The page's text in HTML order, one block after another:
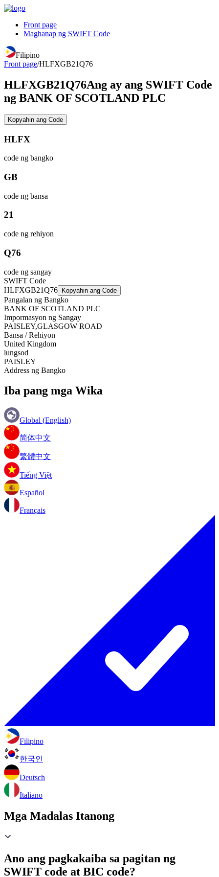
Front page
Maghanap ng SWIFT Code
Filipino
Front page/HLFXGB21Q76
HLFXGB21Q76Ang ay ang SWIFT Code
ng BANK OF SCOTLAND PLC
Kopyahin ang Code
HLFX
code ng bangko
GB
code ng bansa
21
code ng rehiyon
Q76
code ng sangay
SWIFT Code
HLFXGB21Q76 Kopyahin ang Code
Pangalan ng Bangko
BANK OF SCOTLAND PLC
Impormasyon ng Sangay
PAISLEY,GLASGOW ROAD
Bansa / Rehiyon
United Kingdom
lungsod
PAISLEY
Address ng Bangko
Iba pang mga Wika
Global (English)
简体中文
繁體中文
Tiếng Việt
Español
Français
Filipino
한국인
Deutsch
Italiano
Mga Madalas Itanong
Ano ang pagkakaiba sa pagitan ng
SWIFT code at BIC code?